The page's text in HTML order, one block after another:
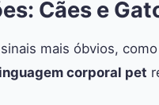
Cães e
mais óbvios,
corporal pet